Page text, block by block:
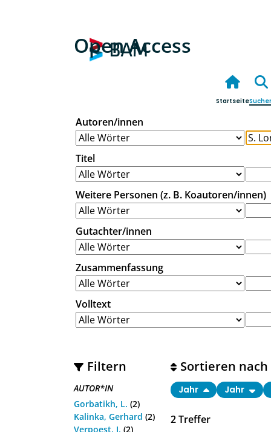
Open Access
Startseite
Autoren/innen
Titel
Weitere Personen (z. B. Koautoren/innen)
Gutachter/innen
Zusammenfassung
Volltext
Filtern
AUTOR*IN
Gorbatikh, L. (2)
Kalinka, Gerhard (2)
Verpoest, I. (2)
2Treffer
Sortieren nach
Jahr Jahr